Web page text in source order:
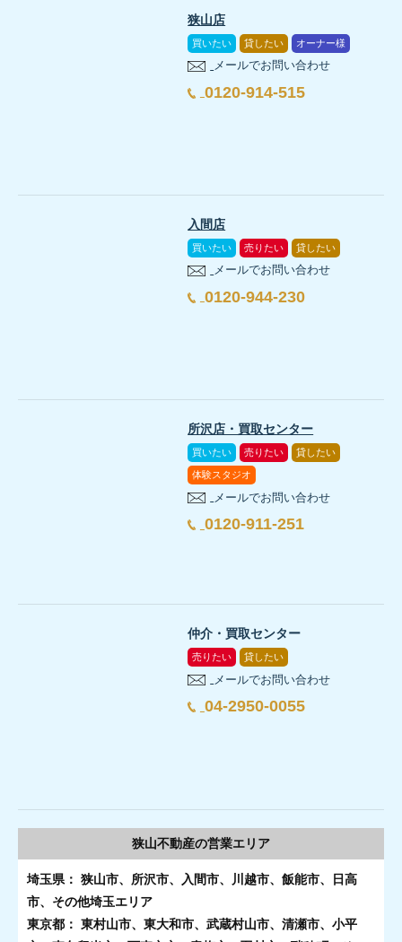
狭山店
買いたい 貸したい オーナー様
メールでお問い合わせ
0120-914-515
入間店
買いたい 売りたい 貸したい
メールでお問い合わせ
0120-944-230
所沢店・買取センター
買いたい 売りたい 貸したい
体験スタジオ
メールでお問い合わせ
0120-911-251
仲介・買取センター
売りたい 貸したい
メールでお問い合わせ
04-2950-0055
狭山不動産の営業エリア
埼玉県： 狭山市、所沢市、入間市、川越市、飯能市、日高
市、その他埼玉エリア
東京都： 東村山市、東大和市、武蔵村山市、清瀬市、小平